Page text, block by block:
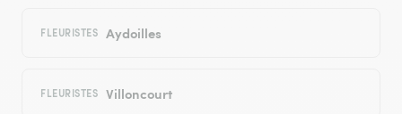
FLEURISTES Aydoilles
FLEURISTES Villoncourt